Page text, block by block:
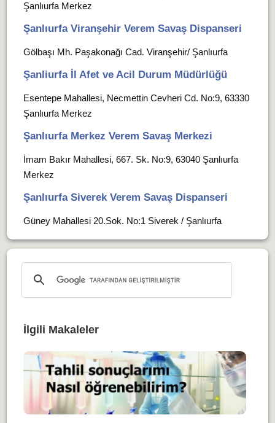
Şanlıurfa Merkez
Şanlıurfa Viranşehir Verem Savaş Dispanseri
Gölbaşı Mh. Paşakonağı Cad. Viranşehir/ Şanlıurfa
Şanliurfa İl Afet ve Acil Durum Müdürlüğü
Esentepe Mahallesi, Necmettin Cevheri Cd. No:9, 63330
Şanlıurfa Merkez
Şanlıurfa Merkez Verem Savaş Merkezi
İmam Bakır Mahallesi, 667. Sk. No:9, 63040 Şanlıurfa
Merkez
Şanlıurfa Siverek Verem Savaş Dispanseri
Güney Mahallesi 20.Sok. No:1 Siverek / Şanlıurfa
İlgili Makaleler